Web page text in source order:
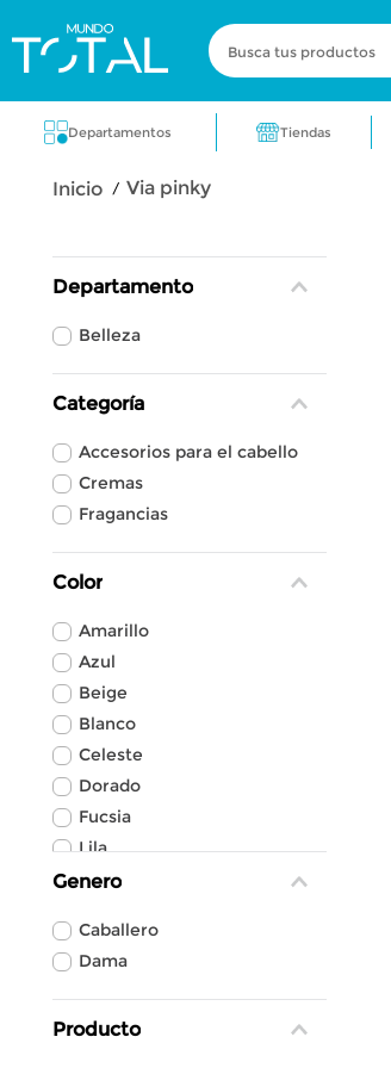
Busca tus productos
Departamentos Tiendas
via pinky
Departamento
Belleza
Categoría
Accesorios para el cabello
Cremas
Fragancias
Color
Amarillo
Azul
Beige
Blanco
Celeste
Dorado
Fucsia
Lila
Marrón
Genero
Caballero
Dama
Producto
Términos más buscados